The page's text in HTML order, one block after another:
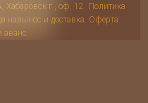
Хабаровск г., оф. 12. Политика
навынос и доставка. Оферта:
аванс.